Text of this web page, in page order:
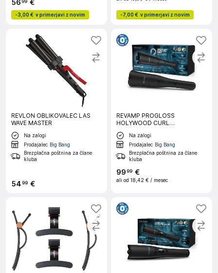
5699 €
-3,00 € v primerjavi z novim -7,00 € v primerjavi z novim
REVLON OBLIKOVALEC LAS
WAVE MASTER
Na zalogi
Prodajalec Big Bang
Brezplačna poštnina za člane
kluba
5499 €
REVAMP PROGLOSS
HOLYWOOD CURL
AUTOCURLER CL-2000
KODRALNIK ZA LASE
Na zalogi
Prodajalec Big Bang
Brezplačna poštnina za člane
kluba
9999 €
ali od 18,42 € / mesec